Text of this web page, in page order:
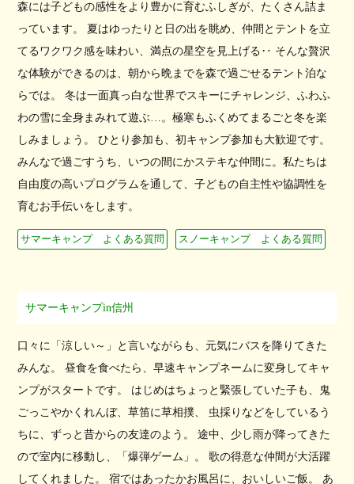
森には子どもの感性をより豊かに育むふしぎが、たくさん詰ま
っています。 夏はゆったりと日の出を眺め、仲間とテントを立
てるワクワク感を味わい、満点の星空を見上げる‥ そんな贅沢
な体験ができるのは、朝から晩までを森で過ごせるテント泊な
らでは。 冬は一面真っ白な世界でスキーにチャレンジ、ふわふ
わの雪に全身まみれて遊ぶ…。極寒もふくめてまるごと冬を楽
しみましょう。 ひとり参加も、初キャンプ参加も大歓迎です。
みんなで過ごすうち、いつの間にかステキな仲間に。私たちは
自由度の高いプログラムを通して、子どもの自主性や協調性を
育むお手伝いをします。
サマーキャンプ よくある質問 スノーキャンプ よくある質問
サマーキャンプin信州
口々に「涼しい～」と言いながらも、元気にバスを降りてきた
みんな。 昼食を食べたら、早速キャンプネームに変身してキャ
ンプがスタートです。 はじめはちょっと緊張していた子も、鬼
ごっこやかくれんぼ、草笛に草相撲、 虫採りなどをしているう
ちに、ずっと昔からの友達のよう。 途中、少し雨が降ってきた
ので室内に移動し、「爆弾ゲーム」。 歌の得意な仲間が大活躍
してくれました。 宿ではあったかお風呂に、おいしいご飯。 あ